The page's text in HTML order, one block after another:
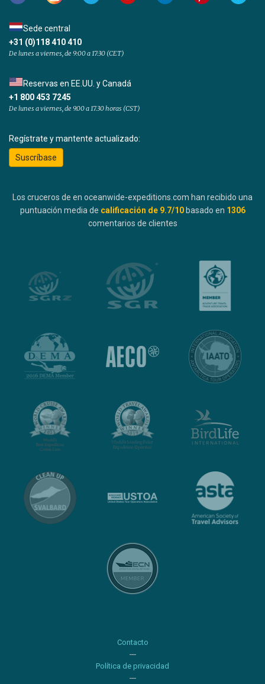
Sede central
+31 (0)118 410 410
De lunes a viernes, de 9:00 a 17:30 (CET)
Reservas en EE.UU. y Canadá
+1 800 453 7245
De lunes a viernes, de 9.00 a 17.30 horas (CST)
Regístrate y mantente actualizado:
Suscríbase
Los cruceros de en oceanwide-expeditions.com han recibido una
puntuación media de calificación de 9.7/10 basado en 1306
comentarios de clientes
Contacto
Política de privacidad